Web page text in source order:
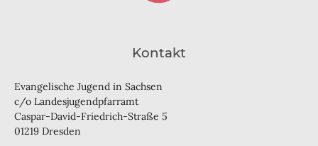
Kontakt
Evangelische Jugend in Sachsen
c/o Landesjugendpfarramt
Caspar-David-Friedrich-Straße 5
01219 Dresden